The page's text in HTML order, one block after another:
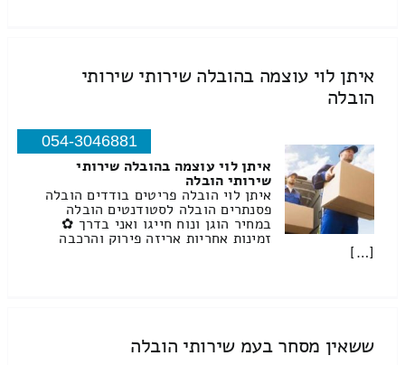
איתן לוי עוצמה בהובלה שירותי שירותי
הובלה
054-3046881
איתן לוי עוצמה בהובלה שירותי
שירותי הובלה
איתן לוי הובלה פריטים בודדים הובלה
פסנתרים הובלה לסטודנטים הובלה
במחיר הוגן ונוח חייגו ואני בדרך ✿
זמינות אחריות אריזה פירוק והרכבה
[…]
ששאין מסחר בעמ שירותי הובלה